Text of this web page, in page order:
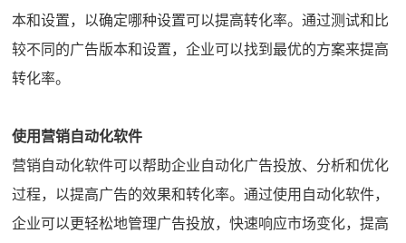
本和设置，以确定哪种设置可以提高转化率。通过测试和比
较不同的广告版本和设置，企业可以找到最优的方案来提高
转化率。
使用营销自动化软件
营销自动化软件可以帮助企业自动化广告投放、分析和优化
过程，以提高广告的效果和转化率。通过使用自动化软件，
企业可以更轻松地管理广告投放，快速响应市场变化，提高